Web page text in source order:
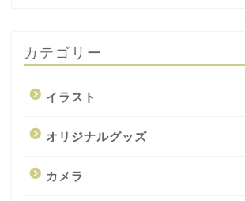
カテゴリー
イラスト
オリジナルグッズ
カメラ